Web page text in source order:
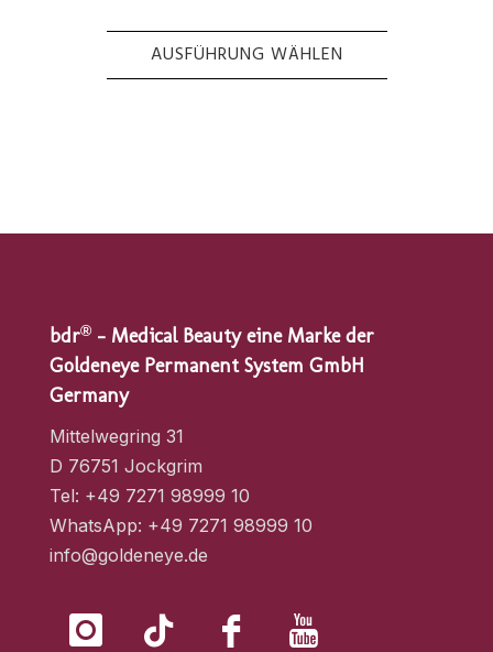
AUSFÜHRUNG WÄHLEN
Varianten
können
auf
der
gewählt
werden
bdr® – Medical Beauty eine Marke der
Goldeneye Permanent System GmbH
Germany
Mittelwegring 31
D 76751 Jockgrim
Tel: +49 7271 98999 10
WhatsApp: +49 7271 98999 10
info@goldeneye.de